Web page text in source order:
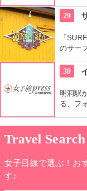
ので、
29
「
のサー
本人ス
すよ。
30
明洞駅
る、フ
影して
を受け
Travel Search
女子目線で選ぶ！お
す♪